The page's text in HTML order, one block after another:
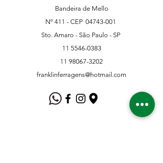
Bandeira de Mello
Nº 411 - CEP 04743-001
Sto. Amaro - São Paulo - SP
11 5546-0383
11 98067-3202
franklinferragens@hotmail.com